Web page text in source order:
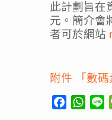
此計劃旨在
元。簡介會
者可於網站
附件 「數
Facebook